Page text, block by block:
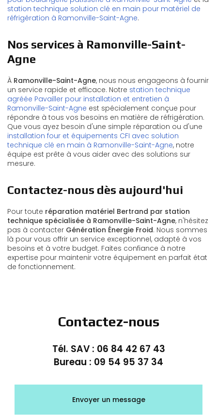
station technique solution clé en main pour matériel de
réfrigération à Ramonville-Saint-Agne.
Nos services à Ramonville-Saint-
Agne
À Ramonville-Saint-Agne, nous nous engageons à fournir
un service rapide et efficace. Notre station technique
agréée Pavailler pour installation et entretien à
Ramonville-Saint-Agne est spécialement conçue pour
répondre à tous vos besoins en matière de réfrigération.
Que vous ayez besoin d'une simple réparation ou d'une
installation four et équipements CFI avec solution
technique clé en main à Ramonville-Saint-Agne, notre
équipe est prête à vous aider avec des solutions sur
mesure.
Contactez-nous dès aujourd'hui
Pour toute réparation matériel Bertrand par station
technique spécialisée à Ramonville-Saint-Agne, n'hésitez
pas à contacter Génération Énergie Froid. Nous sommes
là pour vous offrir un service exceptionnel, adapté à vos
besoins et à votre budget. Faites confiance à notre
expertise pour maintenir votre équipement en parfait état
de fonctionnement.
Contactez-nous
Tél. SAV : 06 84 42 67 43
Bureau : 09 54 95 37 34
Envoyer un message